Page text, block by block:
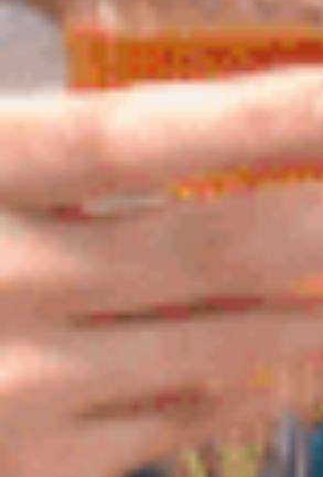
Мы привезём реквизит, оборудование,
ведущего, диджея и вагон весеннего
Отлично! В ресторане? Прекрасно!
В загородном доме? Да хоть в тёплом
гараже — мы умеем превращать любую точку
Н. Челнов в студию «Двух Диванов».
Мы делаем пространство праздничным,
атмосферным и таким, где невозможно
просто сидеть и смотреть — участие само
Хотите устроить
незабываемый праздник к 8
марта прямо у себя?
Без проблем — мы приедем
куда скажете и устроим
такое шоу, что офисные
будни забудутся до
понедельника!